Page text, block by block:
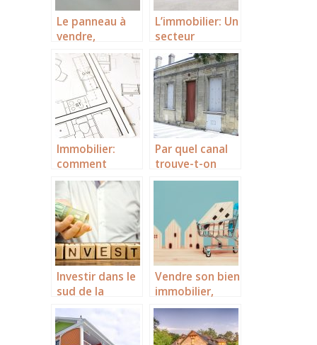
Le panneau à
vendre,
L’attraction des
visiteurs pour
une vente entre
particuliers
L’immobilier: Un
secteur
innovant.
Immobilier:
comment
trouver le
financement de
vos travaux de
rénovation?
Par quel canal
trouve-t-on
rapidement une
bordeaux?
Investir dans le
sud de la
France.
Vendre son bien
immobilier,
comment
réussir une
vente ?